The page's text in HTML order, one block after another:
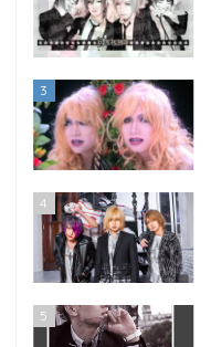
3
4
5